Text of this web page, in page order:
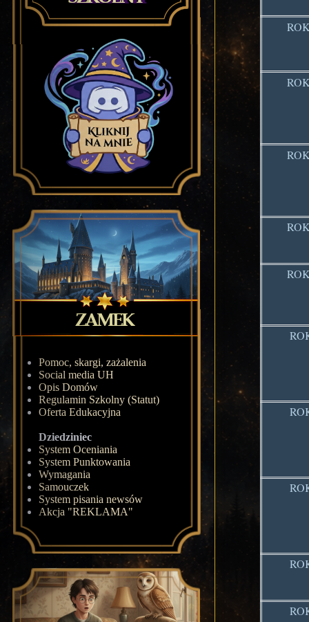
Pomoc, skargi, zażalenia
Social media UH
Opis Domów
Regulamin Szkolny (Statut)
Oferta Edukacyjna
Dziedziniec
System Oceniania
System Punktowania
Wymagania
Samouczek
System pisania newsów
Akcja "REKLAMA"